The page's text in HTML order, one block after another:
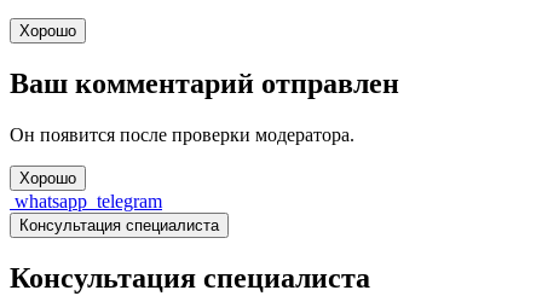
Хорошо
Ваш комментарий отправлен
Он появится после проверки модератора.
Хорошо
whatsapp telegram
Консультация специалиста
Консультация специалиста